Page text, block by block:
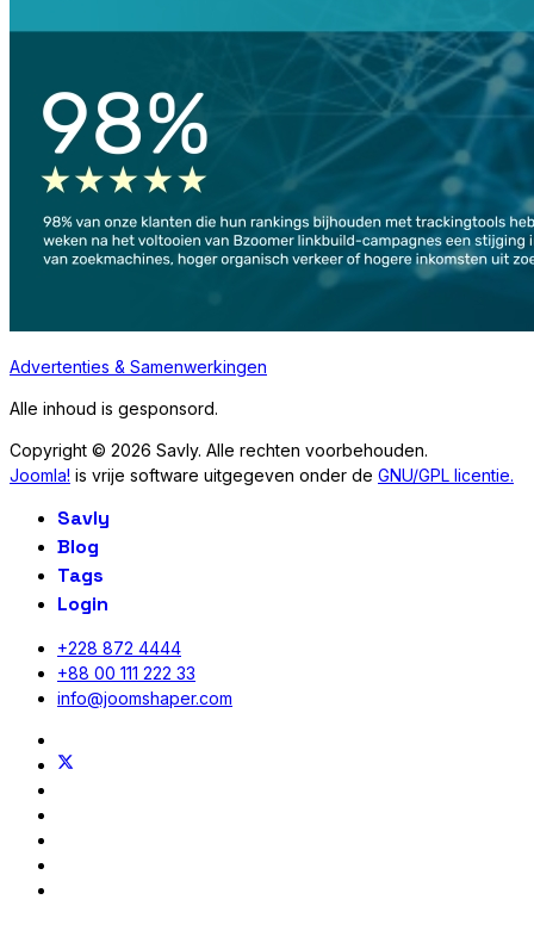
Advertenties & Samenwerkingen
Alle inhoud is gesponsord.
Copyright © 2026 Savly. Alle rechten voorbehouden.
Joomla! is vrije software uitgegeven onder de GNU/GPL licentie.
Savly
Blog
Tags
Login
+228 872 4444
+88 00 111 222 33
info@joomshaper.com